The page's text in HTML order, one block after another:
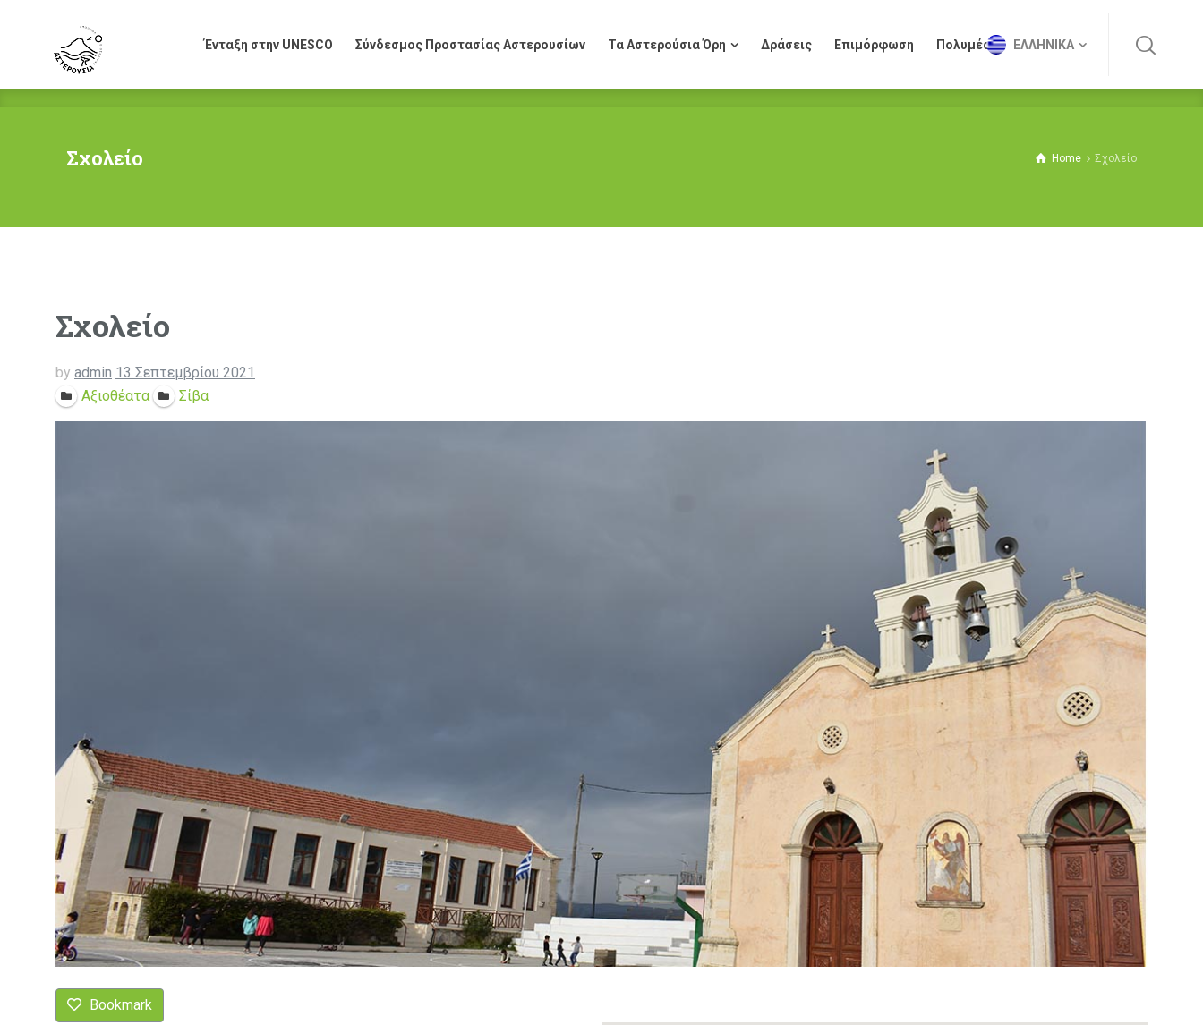
Ένταξη στην UNESCO Σύνδεσμος Προστασίας Αστερουσίων Τα Αστερούσια Όρη Δράσεις Επιμόρφωση Πολυμέσα ΕΛΛΗΝΙΚΆ
Σχολείο Home Σχολείο
Σχολείο
by admin 13 Σεπτεμβρίου 2021
Αξιοθέατα
Σίβα
Bookmark